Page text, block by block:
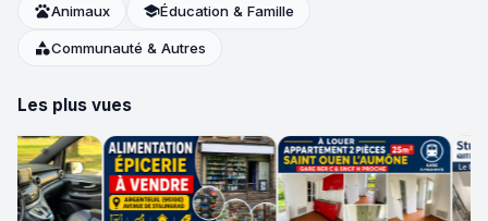
petsAnimaux schoolÉducation & Famille
categoryCommunauté & Autres
Les plus vues